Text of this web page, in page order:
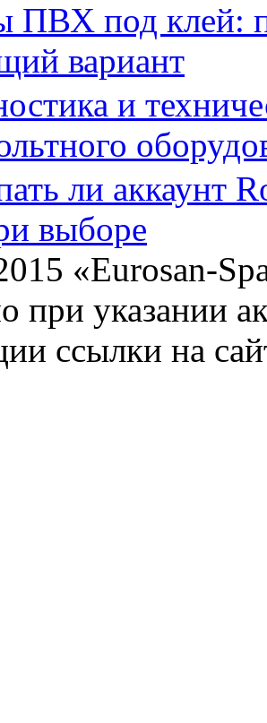
ПВХ под клей:
вариант
и
ли аккаунт
выборе
«Eurosan-
при указании
ссылки на